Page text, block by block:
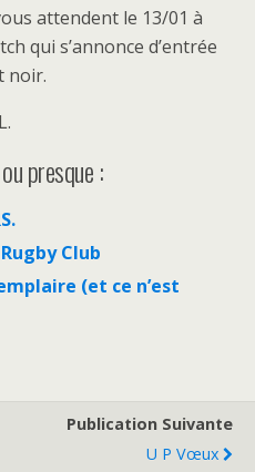
attendent le 13/01 à
qui s’annonce d’entrée
noir.
presque :
Club
(et ce n’est
Publication Suivante
U P Vœux